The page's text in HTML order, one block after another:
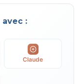
avec :
Claude